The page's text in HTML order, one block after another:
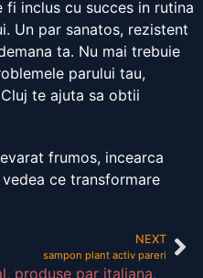
fi inclus cu succes in rutina
Un par sanatos, rezistent
ta. Nu mai trebuie
parului tau,
te ajuta sa obtii
frumos, incearca
ce transformare
NEXT
sampon plant activ pareri
, produse par italiana,